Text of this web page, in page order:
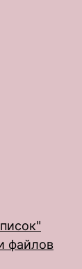
файлов